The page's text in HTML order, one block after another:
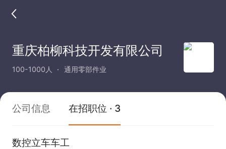
重庆柏柳科技开发有限公司
100-1000人 通用零部件业
公司信息 在招职位 · 3
数控立车车工